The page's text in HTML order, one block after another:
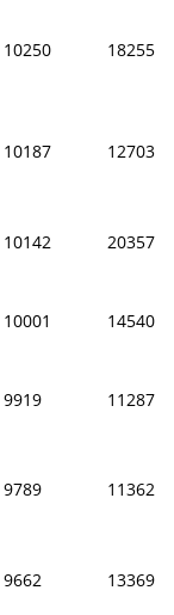
10250 18255
10187 12703
10142 20357
10001 14540
9919 11287
9789 11362
9662 13369